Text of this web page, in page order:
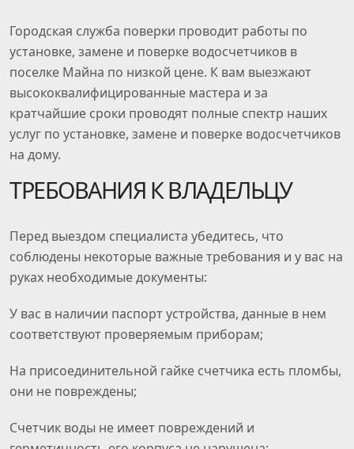
Городская служба поверки проводит работы по
установке, замене и поверке водосчетчиков в
поселке Майна по низкой цене. К вам выезжают
высококвалифицированные мастера и за
кратчайшие сроки проводят полные спектр наших
услуг по установке, замене и поверке водосчетчиков
на дому.
ТРЕБОВАНИЯ К ВЛАДЕЛЬЦУ
Перед выездом специалиста убедитесь, что
соблюдены некоторые важные требования и у вас на
руках необходимые документы:
У вас в наличии паспорт устройства, данные в нем
соответствуют проверяемым приборам;
На присоединительной гайке счетчика есть пломбы,
они не повреждены;
Счетчик воды не имеет повреждений и